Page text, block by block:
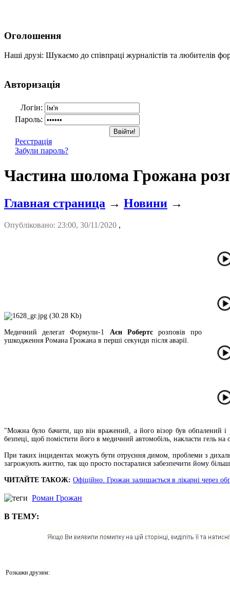
Оголошення
Наші друзі: Шукаємо до співпраці журналістів та любителів
Авторизація
Логін:
Пароль:
Реєстрація
Забули пароль?
Частина шолома Грожана
Главная страница → Новини →
Опубліковано: 23:00, 30/11/2020 ,
Медичний делегат Формули-1 Аєн Робертсрозповів про
ушкодження Романа Грожана в перші секунди після аварії.
"Можна було бачити, що він вражений, а його візор був обпалений
безпеці, щоб помістити його в медичний автомобіль, накласти гель
При таких інцидентах можуть бути отруєння димом, проблеми з
загрожують життю, так що просто постаралися забезпечити йому
ЧИТАЙТЕ ТАКОЖ: Офіційно. Грожан залишається в лікарні через
Роман Грожан
В ТЕМУ:
Розкажи друзям: